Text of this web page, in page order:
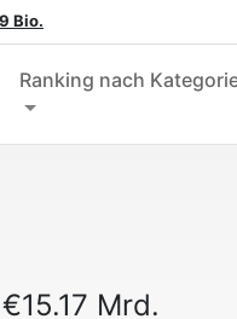
Bio.
Ranking nach
€15.17 Mrd.